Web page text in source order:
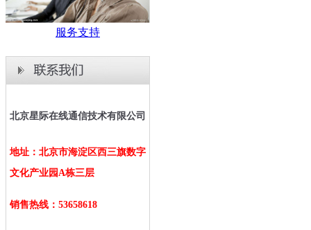
服务支持
北京星际在线通信技术有限公司
地址：北京市海淀区西三旗数字
文化产业园A栋三层
销售热线：53658618